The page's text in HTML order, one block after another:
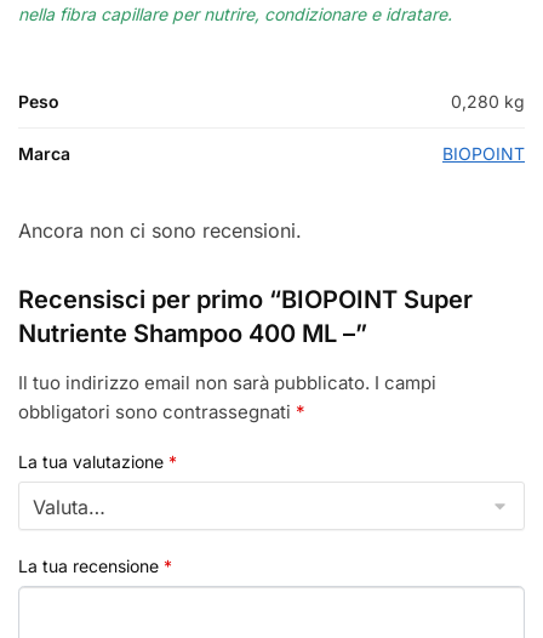
nella fibra capillare per nutrire, condizionare e idratare.
Peso 0,280 kg
Marca BIOPOINT
Ancora non ci sono recensioni.
Recensisci per primo “BIOPOINT Super
Nutriente Shampoo 400 ML –”
Il tuo indirizzo email non sarà pubblicato. I campi
obbligatori sono contrassegnati *
La tua valutazione *
La tua recensione *